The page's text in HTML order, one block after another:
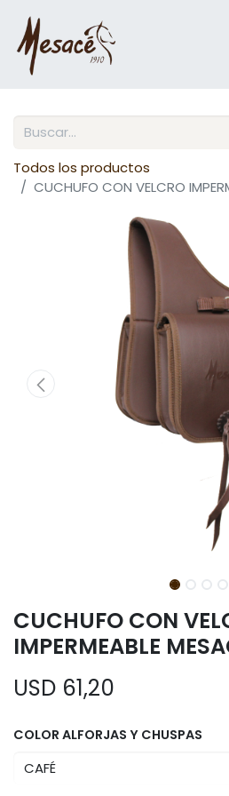
Todos los productos
CUCHUFO CON VELCRO
CUCHUFO CON
IMPERMEABLE
USD 61,20
COLOR ALFORJAS Y CHUSPAS